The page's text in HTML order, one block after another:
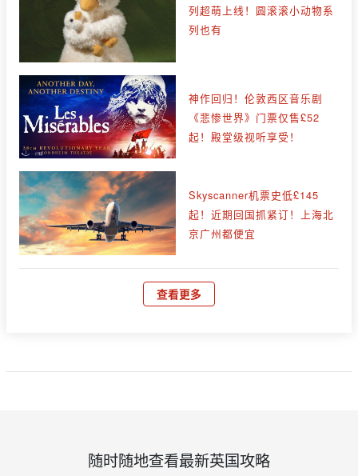
列超萌上线！圆滚滚小动物系
列也有
神作回归！伦敦西区音乐剧
《悲惨世界》门票仅售£52
起！殿堂级视听享受！
Skyscanner机票史低£145
起！近期回国抓紧订！上海北
京广州都便宜
查看更多
随时随地查看最新英国攻略